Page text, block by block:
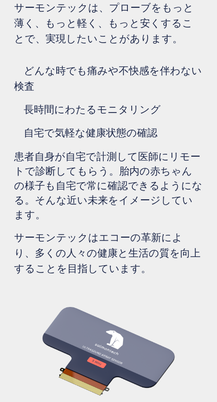
サーモンテックは、プローブを もっと
薄く、もっと軽く、もっと安くするこ
とで、実現したいことがあります。
どんな時でも痛みや不快感を伴わない
検査
長時間にわたるモニタリング
自宅で気軽な健康状態の確認
患者自身が自宅で計測して医師にリモー
トで診断してもらう。胎内の赤ちゃん
の様子も自宅で常に確認できるようにな
る。そんな近い未来をイメージしてい
ます。
サーモンテックはエコーの革新によ
り、多くの人々の健康と生活の質を向上
することを目指しています。